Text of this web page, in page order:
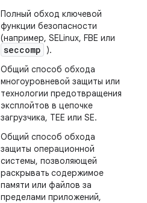
Полный обход ключевой
функции безопасности
(например, SELinux, FBE или
seccomp
).
Общий способ обхода
многоуровневой защиты или
технологии предотвращения
эксплойтов в цепочке
загрузчика, TEE или SE.
Общий способ обхода
защиты операционной
системы, позволяющей
раскрывать содержимое
памяти или файлов за
пределами приложений,